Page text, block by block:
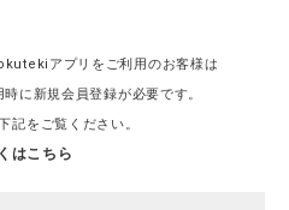
規会員登録
アプリをご利用のお客様は
に新規会員登録が必要です。
記をご覧ください。
はこちら